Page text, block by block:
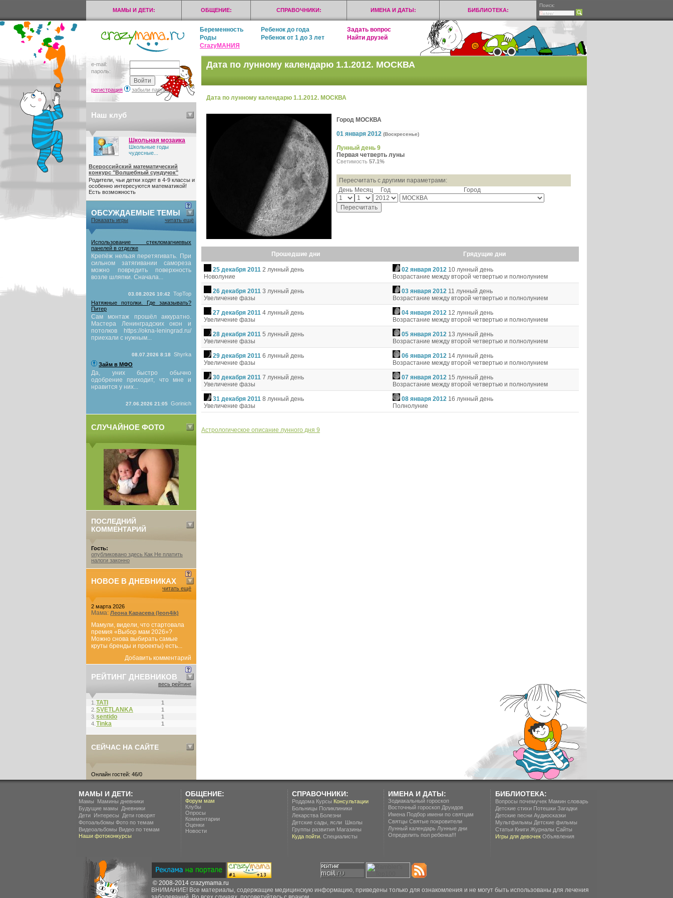
МАМЫ И ДЕТИ: ОБЩЕНИЕ: СПРАВОЧНИКИ: ИМЕНА И ДАТЫ: БИБЛИОТЕКА:
Поиск:
Беременность Ребенок до года
Задать вопрос
Роды
Ребенок от 1 до 3 лет
Найти друзей
CrazyМАНИЯ
e-mail:
пароль:
регистрация забыли пароль?
Наш клуб
Школьная мозаика
Школьные годы
чудесные...
Всероссийский математический
конкурс "Волшебный сундучок"
Родители, чьи детки ходят в 4-9 классы и
особенно интересуются математикой!
Есть возможность
ОБСУЖДАЕМЫЕ ТЕМЫ
Показать игры читать ещё
Использование стекломагниевых
панелей в отделке
Крепёж нельзя перетягивать. При
сильном затягивании самореза
можно повредить поверхность
возле шляпки. Сначала...
03.08.2026 10:42
TopTop
Натяжные потолки. Где заказывать?
Питер
Сам монтаж прошёл аккуратно.
Мастера Ленинградских окон и
потолков https://okna-leningrad.ru/
приехали с нужным...
08.07.2026 8:18
Shyrka
Займ в МФО
Да, уних быстро обычно
одобрение приходит, что мне и
нравится у них...
27.06.2026 21:05 Gorinich
СЛУЧАЙНОЕ ФОТО
ПОСЛЕДНИЙ
КОММЕНТАРИЙ
Гость:
опубликовано здесь Как Не платить
налоги законно
НОВОЕ В ДНЕВНИКАХ
читать ещё
2 марта 2026
Мама: Леона Карасева (leon4ik)
Мамули, видели, что стартовала
премия «Выбор мам 2026»?
Можно снова выбирать самые
круты бренды и проекты) есть...
Добавить комментарий
РЕЙТИНГ ДНЕВНИКОВ
весь рейтинг
1. ТАТI
1
2. SVETLANKA
1
3. sentido
1
4. Tinka 1
СЕЙЧАС НА САЙТЕ
Онлайн гостей: 46/0
Дата по лунному календарю 1.1.2012. МОСКВА
Дата по лунному календарю 1.1.2012. МОСКВА
Город МОСКВА
01 января 2012 (Воскресенье)
Лунный день 9
Первая четверть луны
Светимость 57.1%
Пересчитать с другими параметрами:
День Месяц Год Город
Прошедшие дни
25 декабря 2011 2 лунный день
Новолуние
26 декабря 2011 3 лунный день
Увеличение фазы
27 декабря 2011 4 лунный день
Увеличение фазы
28 декабря 2011 5 лунный день
Увеличение фазы
29 декабря 2011 6 лунный день
Увеличение фазы
30 декабря 2011 7 лунный день
Увеличение фазы
31 декабря 2011 8 лунный день
Увеличение фазы
Грядущие дни
02 января 2012 10 лунный день
Возрастание между второй четвертью и полнолунием
03 января 2012 11 лунный день
Возрастание между второй четвертью и полнолунием
04 января 2012 12 лунный день
Возрастание между второй четвертью и полнолунием
05 января 2012 13 лунный день
Возрастание между второй четвертью и полнолунием
06 января 2012 14 лунный день
Возрастание между второй четвертью и полнолунием
07 января 2012 15 лунный день
Возрастание между второй четвертью и полнолунием
08 января 2012 16 лунный день
Полнолуние
Астрологическое описание лунного дня 9
МАМЫ И ДЕТИ:
Мамы
Мамины дневники
Будущие мамы
Дневники
Дети Интересы
Дети говорят
Фотоальбомы Фото по темам
Видеоальбомы Видео по темам
Наши фотоконкурсы
ОБЩЕНИЕ:
Форум мам
Клубы
Опросы
Комментарии
Оценки
Новости
СПРАВОЧНИКИ:
Роддома Курсы Консультации
Больницы Поликлиники
Лекарства Болезни
Детские сады, ясли Школы
Группы развития Магазины
Куда пойти. Специалисты
ИМЕНА И ДАТЫ:
Зодиакальный гороскоп
Восточный гороскоп Друидов
Имена Подбор имени по святцам
Святцы Святые покровители
Лунный календарь Лунные дни
Определить пол ребенка!!!
БИБЛИОТЕКА:
Вопросы почемучек Мамин словарь
Детские стихи Потешки Загадки
Детские песни Аудиосказки
Мультфильмы Детские фильмы
Статьи Книги Журналы Сайты
Игры для девочек Объявления
© 2008-2014 crazymama.ru
ВНИМАНИЕ! Все материалы, содержащие медицинскую информацию, приведены только для ознакомления и не могут быть использованы для лечения